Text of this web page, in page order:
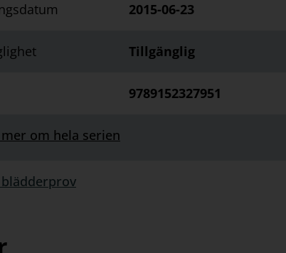
2015-06-23
Tillgänglig
9789152327951
mer om hela serien
blädderprov